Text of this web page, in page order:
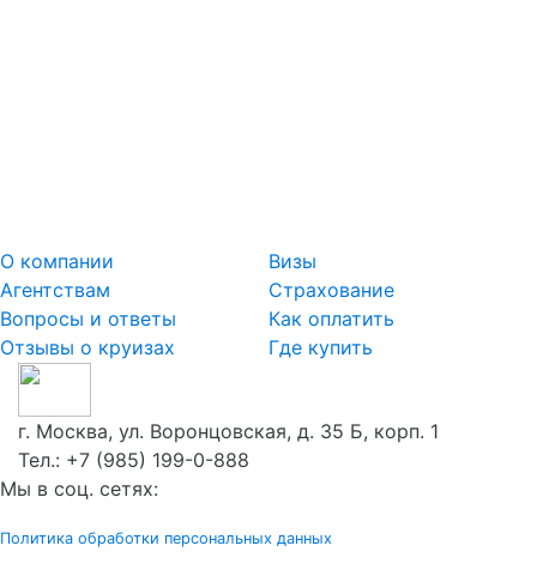
О компании
Агентствам
Вопросы и ответы
Отзывы о круизах
Визы
Страхование
Как оплатить
Где купить
г. Москва, ул. Воронцовская, д. 35 Б, корп. 1
Тел.: +7 (985) 199-0-888
Мы в соц. сетях:
Политика обработки персональных данных